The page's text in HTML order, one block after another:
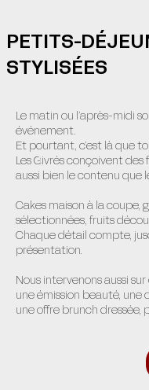
PETITS-
STYLISÉES
Le matin ou l’après-midi
événement.
Et pourtant, c’est là que
Les Givrés conçoivent
aussi bien le contenu que
Cakes maison à la coupe,
sélectionnées, fruits
Chaque détail compte,
présentation.
Nous intervenons aussi
une émission beauté, une
une offre brunch dressée,